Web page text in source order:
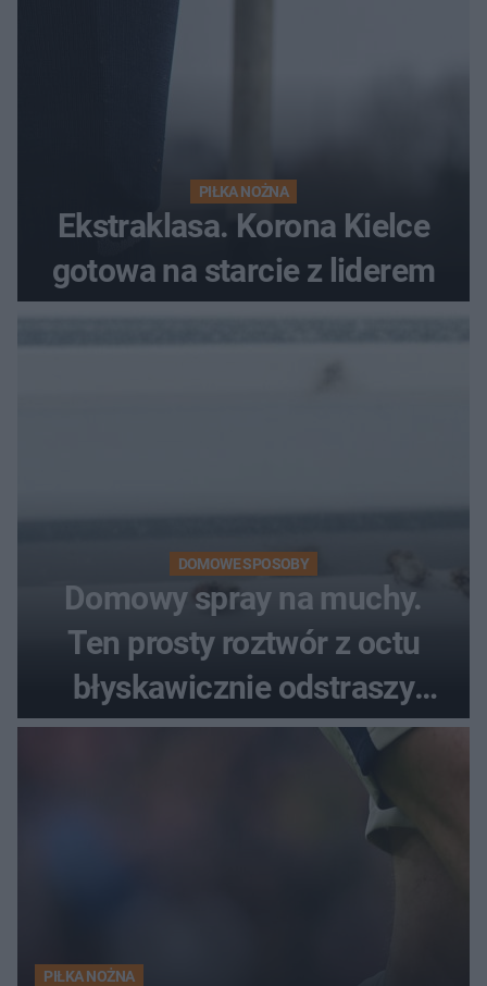
PIŁKA NOŻNA
Ekstraklasa. Korona Kielce
gotowa na starcie z liderem
DOMOWE SPOSOBY
Domowy spray na muchy.
Ten prosty roztwór z octu
błyskawicznie odstraszy
uciążliwe owady
PIŁKA NOŻNA